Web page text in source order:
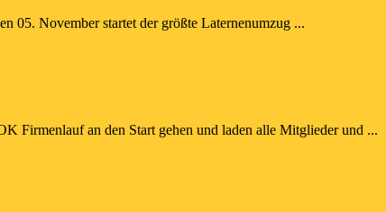
05. November startet der größte Laternenumzug ...
Firmenlauf an den Start gehen und laden alle Mitglieder und ...